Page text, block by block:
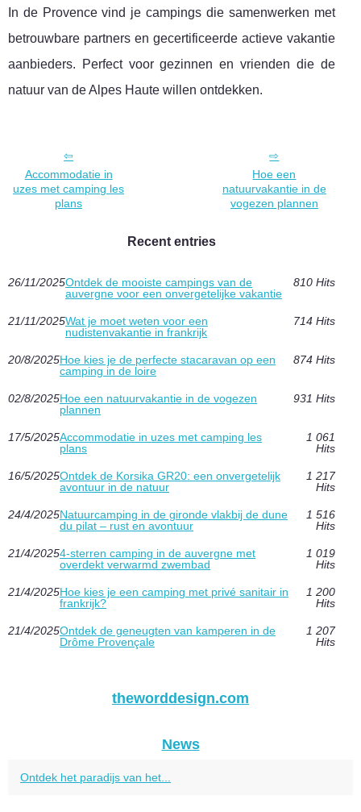
In de Provence vind je campings die samenwerken met
betrouwbare partners en gecertificeerde actieve vakantie
aanbieders. Perfect voor gezinnen en vrienden die de
natuur van de Alpes Haute willen ontdekken.
Accommodatie in
uzes met camping les
plans
Hoe een
natuurvakantie in de
vogezen plannen
Recent entries
26/11/2025Ontdek de mooiste campings van de
auvergne voor een onvergetelijke vakantie
810 Hits
21/11/2025Wat je moet weten voor een
nudistenvakantie in frankrijk
714 Hits
20/8/2025Hoe kies je de perfecte stacaravan op een
camping in de loire
874 Hits
02/8/2025Hoe een natuurvakantie in de vogezen
plannen
931 Hits
17/5/2025Accommodatie in uzes met camping les
plans
1 061
Hits
16/5/2025Ontdek de Korsika GR20: een onvergetelijk
avontuur in de natuur
1 217
Hits
24/4/2025Natuurcamping in de gironde vlakbij de dune
du pilat – rust en avontuur
1 516
Hits
21/4/20254-sterren camping in de auvergne met
overdekt verwarmd zwembad
1 019
Hits
21/4/2025Hoe kies je een camping met privé sanitair in
frankrijk?
1 200
Hits
21/4/2025Ontdek de geneugten van kamperen in de
Drôme Provençale
1 207
Hits
theworddesign.com
News
Ontdek het paradijs van het...